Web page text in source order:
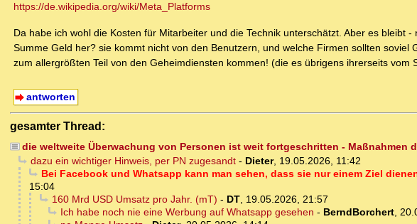
https://de.wikipedia.org/wiki/Meta_Platforms
Da habe ich wohl die Kosten für Mitarbeiter und die Technik unterschätzt. Aber es bleibt
Summe Geld her? sie kommt nicht von den Benutzern, und welche Firmen sollten
zum allergrößten Teil von den Geheimdiensten kommen! (die es übrigens ihrerseits
antworten
gesamter Thread:
die weltweite Überwachung von Personen ist weit fortgeschritten - Maßnahmen
dazu ein wichtiger Hinweis, per PN zugesandt- Dieter, 19.05.2026, 11:42
Bei Facebook und Whatsapp kann man sehen, dass sie nur einem Ziel
15:04
160 Mrd USD Umsatz pro Jahr. (mT) - DT, 19.05.2026, 21:57
Ich habe noch nie eine Werbung auf Whatsapp gesehen - BerndBorchert,